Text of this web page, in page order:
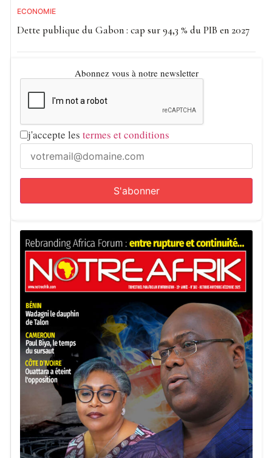
ECONOMIE
Dette publique du Gabon : cap sur 94,3 % du PIB en 2027
Abonnez vous à notre newsletter
j'accepte les termes et conditions